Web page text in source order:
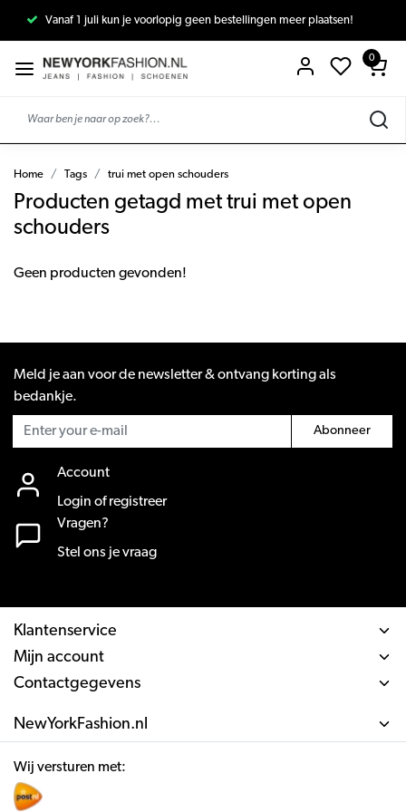
Vanaf 1 juli kun je voorlopig geen bestellingen meer plaatsen!
0
Home Tags trui met open schouders
Producten getagd met trui met open
schouders
Geen producten gevonden!
Meld je aan voor de newsletter & ontvang korting als
bedankje.
Abonneer
Account
Login of registreer
Vragen?
Stel ons je vraag
Klantenservice
Mijn account
Contactgegevens
NewYorkFashion.nl
Wij versturen met: